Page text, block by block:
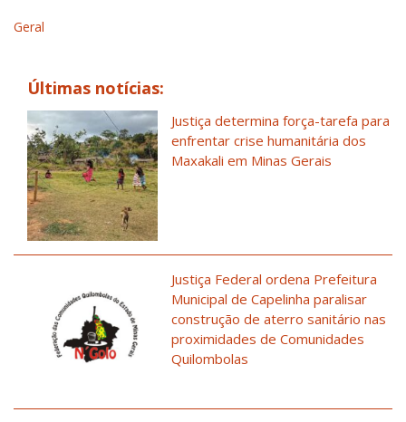
Geral
Últimas notícias:
Justiça determina força-tarefa para
enfrentar crise humanitária dos
Maxakali em Minas Gerais
Justiça Federal ordena Prefeitura
Municipal de Capelinha paralisar
construção de aterro sanitário nas
proximidades de Comunidades
Quilombolas